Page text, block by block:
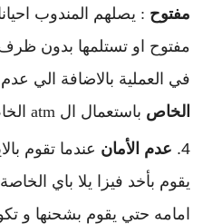
مفتوح : يصلهم المندوب
مفتوح او تستلمها بدون ظرف
في العملية بالاضافة الي عدم
الخاص باستعمال ال atm الخاص بفيزا يلا باي yallapay.
عدم الأمان عندما تقوم
يقوم بأخد فيزا يلا باي
امامه حتي يقوم بشحنها و